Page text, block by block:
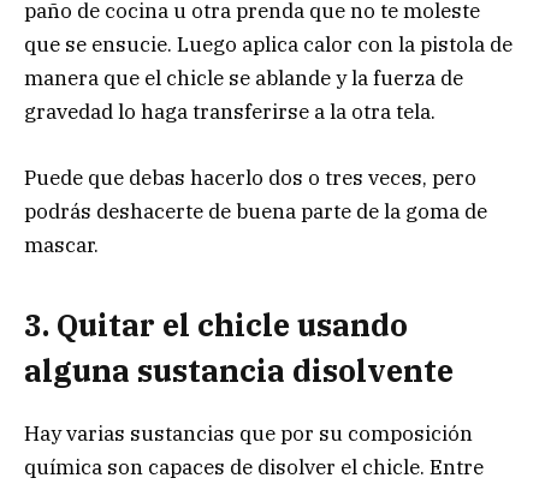
paño de cocina u otra prenda que no te moleste
que se ensucie. Luego aplica calor con la pistola de
manera que el chicle se ablande y la fuerza de
gravedad lo haga transferirse a la otra tela.
Puede que debas hacerlo dos o tres veces, pero
podrás deshacerte de buena parte de la goma de
mascar.
3. Quitar el chicle usando
alguna sustancia disolvente
Hay varias sustancias que por su composición
química son capaces de disolver el chicle. Entre